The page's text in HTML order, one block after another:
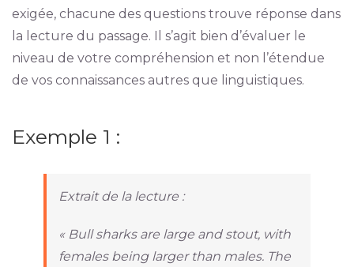
exigée, chacune des questions trouve réponse dans
la lecture du passage. Il s’agit bien d’évaluer le
niveau de votre compréhension et non l’étendue
de vos connaissances autres que linguistiques.
Exemple 1 :
Extrait de la lecture :
« Bull sharks are large and stout, with
females being larger than males. The